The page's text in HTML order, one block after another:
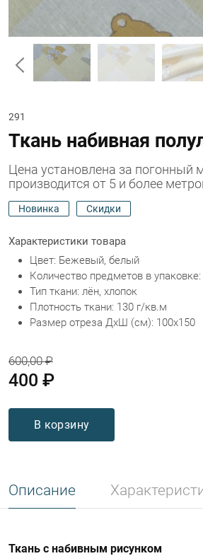
291
Ткань набивная
Цена установлена за погонный
производится от 5 и более
Новинка Скидки
Характеристики товара
Цвет: Бежевый, белый
Количество предметов в
Тип ткани: лён, хлопок
Плотность ткани: 130 г/кв.м
Размер отреза ДхШ (см): 100х150
600,00 ₽
400 ₽
В корзину
Описание
Ткань с набивным рисунком